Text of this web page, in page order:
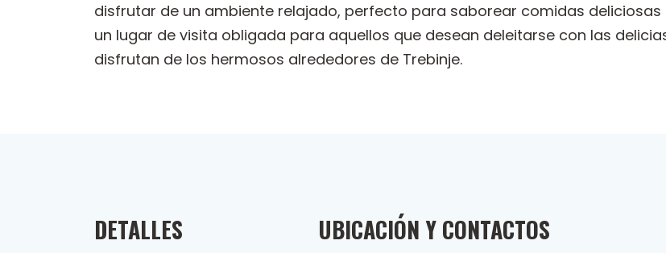
disfrutar de un ambiente relajado, perfecto para saborear comidas deliciosas
un lugar de visita obligada para aquellos que desean deleitarse con las
disfrutan de los hermosos alrededores de Trebinje.
DETALLES UBICACIÓN Y CONTACTOS